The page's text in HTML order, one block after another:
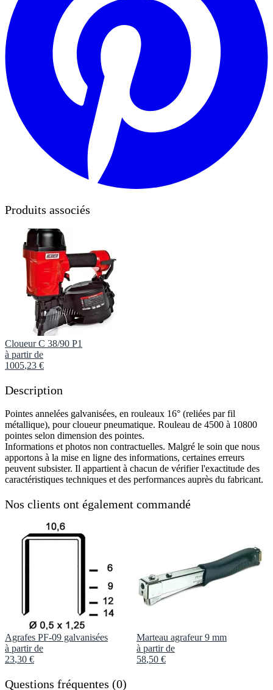
Produits associés
Cloueur C 38/90 P1
à partir de
1005,23 €
Description
Pointes annelées galvanisées, en rouleaux 16° (reliées par fil
métallique), pour cloueur pneumatique. Rouleau de 4500 à 10800
pointes selon dimension des pointes.
Informations et photos non contractuelles. Malgré le soin que nous
apportons à la mise en ligne des informations, certaines erreurs
peuvent subsister. Il appartient à chacun de vérifier l'exactitude des
caractéristiques techniques et des performances auprès du fabricant.
Nos clients ont également commandé
Agrafes PF-09 galvanisées
à partir de
23,30 €
Marteau agrafeur 9 mm
à partir de
58,50 €
Questions fréquentes (0)